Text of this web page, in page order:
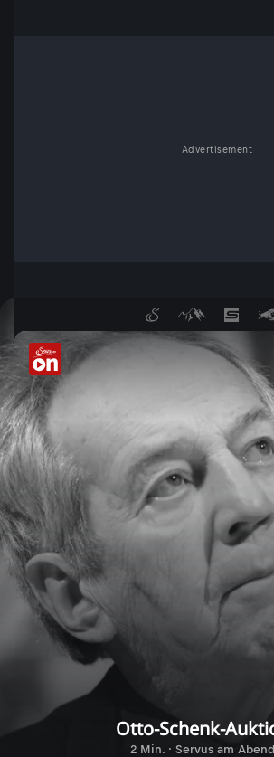
Advertisement
Otto-Schenk-
Otto-Schenk-
2 Min. · Servus am Abend